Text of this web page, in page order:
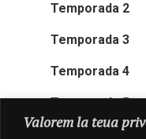
Valorem la teua
Temporada 2
Temporada 3
Temporada 4
Temporada 5